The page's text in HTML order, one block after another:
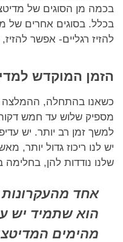
בכמה מן הסוגים של
בכלל. בסוגים אחרים של
להזיז רגליים- אפשר
הזמן המוקדש
כשאנו בהתחלה, ההמלצה
מספיק שלוש עד חמש
למשך זמן רב יותר. יש
יש לנו ריכוז גדול יותר,
שלנו נודדות להן,
אחד מהעקרונות
הוא שתמיד יש
מהימים